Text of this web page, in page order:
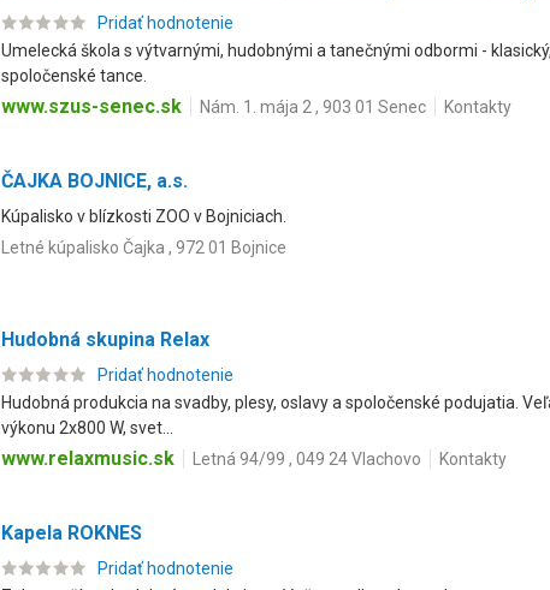
Pridať hodnotenie
Umelecká škola s výtvarnými, hudobnými a tanečnými odbormi -
spoločenské tance.
www.szus-senec.sk Nám. 1. mája 2 , 903 01 Senec Kontakty
ČAJKA BOJNICE, a.s.
Kúpalisko v blízkosti ZOO v Bojniciach.
Letné kúpalisko Čajka , 972 01 Bojnice
Hudobná skupina Relax
Pridať hodnotenie
Hudobná produkcia na svadby, plesy, oslavy a spoločenské podujatia.
výkonu 2x800 W, svet...
www.relaxmusic.sk Letná 94/99 , 049 24 Vlachovo Kontakty
Kapela ROKNES
Pridať hodnotenie